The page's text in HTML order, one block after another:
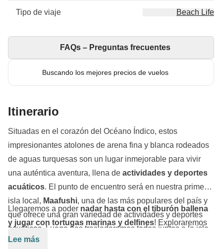
Tipo de viaje Beach Life
Buscando los mejores precios de vuelos
FAQs – Preguntas frecuentes
Itinerario
Situadas en el corazón del Océano Índico, estos
impresionantes atolones de arena fina y blanca rodeados
de aguas turquesas son un lugar inmejorable para vivir
una auténtica aventura, llena de actividades y deportes
acuáticos. El punto de encuentro será en nuestra primera
isla local, Maafushi, una de las más populares del país y
que ofrece una gran variedad de actividades y deportes
acuáticos. Luego nos trasladaremos todos juntos a la isla
deUkulhas,
Llegaremos a poder nadar hasta con el tiburón ballena
y jugar con tortugas marinas y delfines! Exploraremos
islotes desiertos y bancos de arena
Lee más